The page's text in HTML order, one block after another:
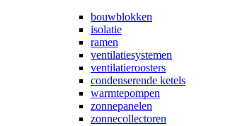
bouwblokken
isolatie
ramen
ventilatiesystemen
ventilatieroosters
condenserende ketels
warmtepompen
zonnepanelen
zonnecollectoren